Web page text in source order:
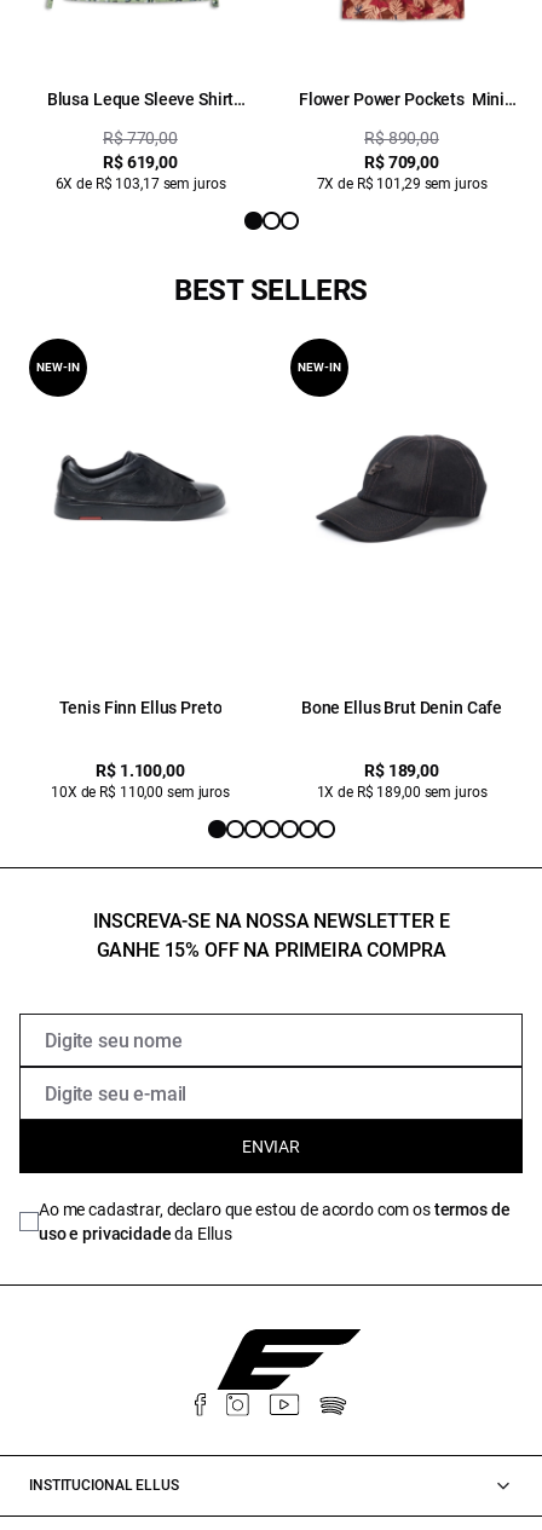
Blusa Leque Sleeve Shirt
R$ 770,00
R$ 619,00
6X de R$ 103,17 sem juros
Flower Power Pockets Mini
R$ 890,00
R$ 709,00
7X de R$ 101,29 sem juros
BEST SELLERS
Tenis Finn Ellus Preto
R$ 1.100,00
10X de R$ 110,00 sem juros
NEW-IN
Bone Ellus Brut Denin Cafe
R$ 189,00
1X de R$ 189,00 sem juros
NEW-IN
INSCREVA-SE NA NOSSA NEWSLETTER E
GANHE 15% OFF NA PRIMEIRA COMPRA
ENVIAR
Ao me cadastrar, declaro que estou de acordo com ostermos de
uso e privacidadeda Ellus
INSTITUCIONAL ELLUS